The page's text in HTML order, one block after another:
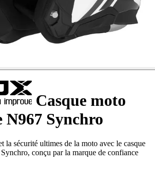
Casque moto
Synchro
la sécurité ultimes de la moto avec le casque
conçu par la marque de confiance